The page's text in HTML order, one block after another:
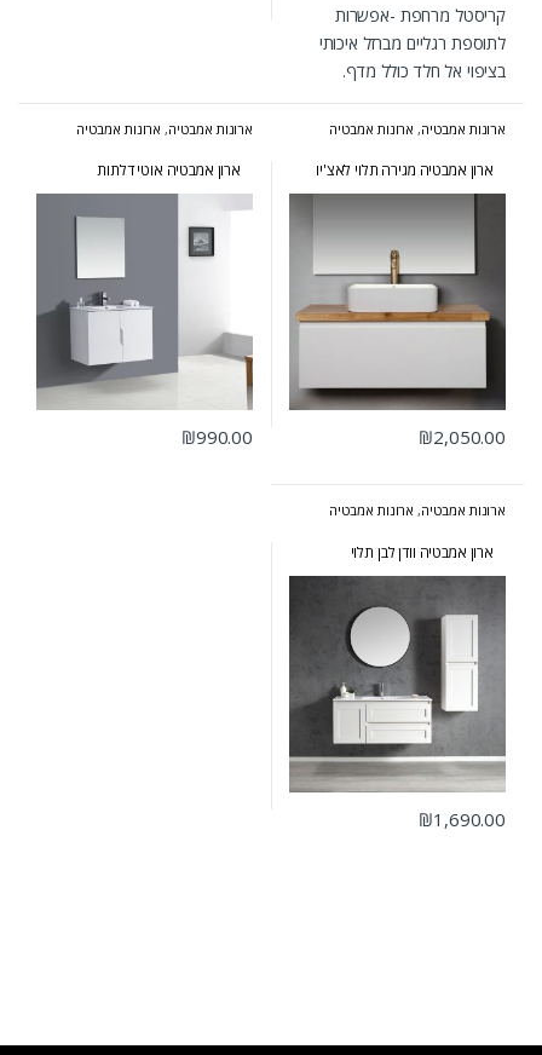
קריסטל מרחפת -אפשרות
לתוספת רגליים מברזל איכותי
בציפוי אל חלד כולל מדף.
ארונות אמבטיה, ארונות אמבטיה
ארונות אמבטיה
ארון אמבטיה מגירה תלוי לאצ'יו
₪2,050.00
ארונות אמבטיה, ארונות אמבטיה
ארונות אמבטיה מרחפים
ארון אמבטיה אוטי דלתות
₪990.00
ארונות אמבטיה, ארונות אמבטיה
ארון אמבטיה וודן לבן תלוי
₪1,690.00